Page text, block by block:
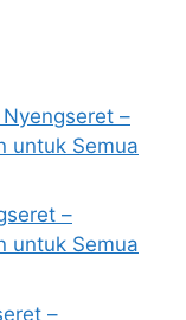
–
untuk Semua
–
untuk Semua
–